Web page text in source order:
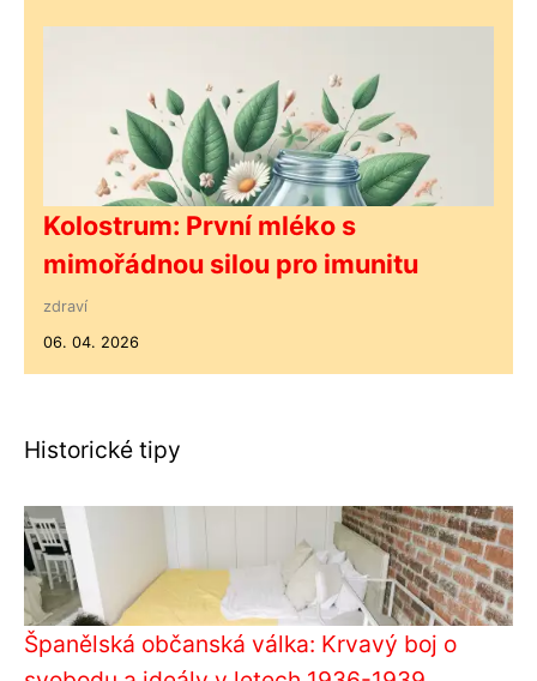
Kolostrum: První mléko s
mimořádnou silou pro imunitu
zdraví
06. 04. 2026
Historické tipy
Španělská občanská válka: Krvavý boj o